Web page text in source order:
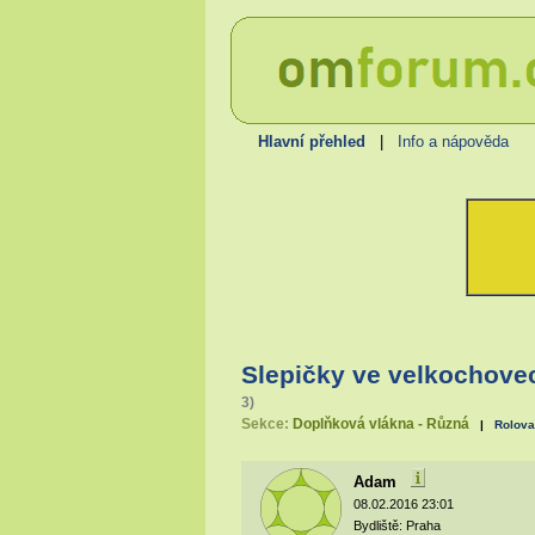
Hlavní přehled Info a nápověda
Slepičky ve
3)
Sekce: Doplňková vlákna - Různá |
Adam
08.02.2016 23:01
Bydliště: Praha